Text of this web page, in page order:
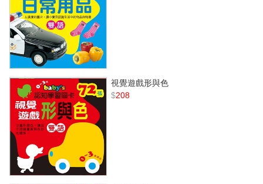
視覺遊戲形與色
$208